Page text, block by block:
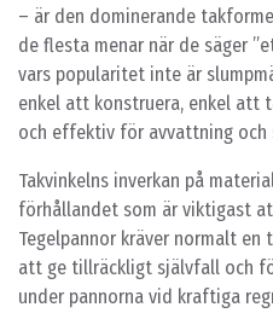
– är den dominerande
de flesta menar när de säger
vars popularitet inte är
enkel att konstruera, enkel att
och effektiv för avvattning och
Takvinkelns inverkan på
förhållandet som är viktigast
Tegelpannor kräver normalt
att ge tillräckligt självfall och
under pannorna vid kraftiga